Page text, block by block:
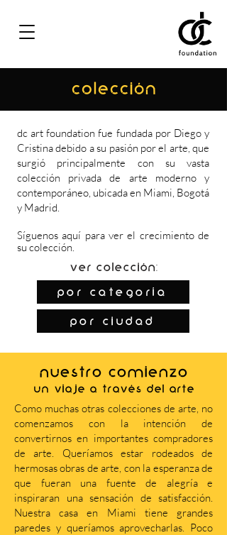
COLECCIÓN
dc art foundation fue fundada por Diego y
Cristina debido a su pasión por el arte, que
surgió principalmente con su vasta
colección privada de arte moderno y
contemporáneo, ubicada en Miami, Bogotá
y Madrid.
Síguenosaquí para ver el crecimiento de
su colección.
Ver colección:
por categoría
por ciudad
NUESTRO COMIENZO
Un viaje a través del arte
Como muchas otras colecciones de arte, no
comenzamos con la intención de
convertirnos en importantes compradores
de arte. Queríamos estar rodeados de
hermosas obras de arte, con la esperanza de
que fueran una fuente de alegría e
inspiraran una sensación de satisfacción.
Nuestra casa en Miami tiene grandes
paredes y queríamos aprovecharlas. Poco